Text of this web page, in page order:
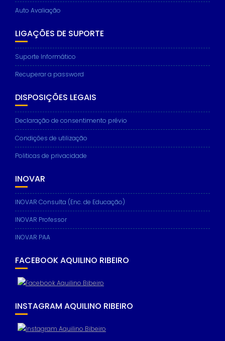
Auto Avaliação
LIGAÇÕES DE SUPORTE
Suporte Informático
Recuperar a password
DISPOSIÇÕES LEGAIS
Declaração de consentimento prévio
Condições de utilização
Politicas de privacidade
INOVAR
INOVAR Consulta (Enc. de Educação)
INOVAR Professor
INOVAR PAA
FACEBOOK AQUILINO RIBEIRO
INSTAGRAM AQUILINO RIBEIRO